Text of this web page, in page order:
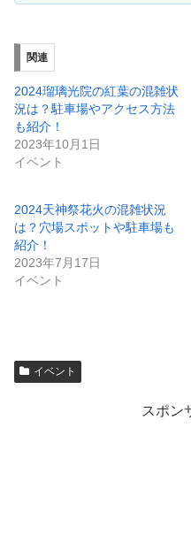
関連
2024瑠璃光院の紅葉の混雑状
況は？駐車場やアクセス方法
も紹介！
2023年10月1日
イベント
2024天神祭花火の混雑状況
は？穴場スポットや駐車場も
紹介！
2023年7月17日
イベント
イベント
スポン